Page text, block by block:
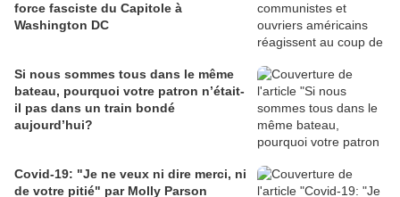
force fasciste du Capitole à
Washington DC
Si nous sommes tous dans le même
bateau, pourquoi votre patron n’était-
il pas dans un train bondé
aujourd’hui?
Covid-19: "Je ne veux ni dire merci, ni
de votre pitié" par Molly Parson